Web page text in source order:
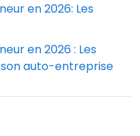
en 2026: Les
en 2026 : Les
auto-entreprise